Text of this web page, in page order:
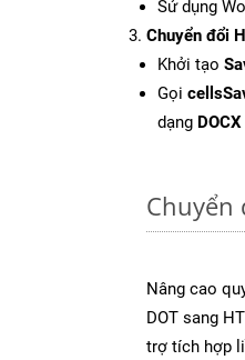
Sử dụng
Chuyển đổi
Khởi tạo
Gọi
dạng DOCX
Chuyển
Nâng cao
DOT sang
trợ tích hợp